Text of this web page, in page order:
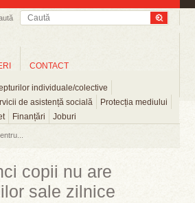
individuale/colective
de asistență socială
Protecția mediului
Finanțări Joburi
CONTACT
copii nu are
sale zilnice